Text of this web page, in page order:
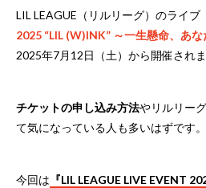
LIL LEAGUE（リルリーグ）のライブ
2025 “LIL (W)INK” ～一生懸命、あな
2025年7月12日（土）から開催されま
チケットの申し込み方法やリルリー
て気になっている人も多いはずです。
今回は 『LIL LEAGUE LIVE EVENT